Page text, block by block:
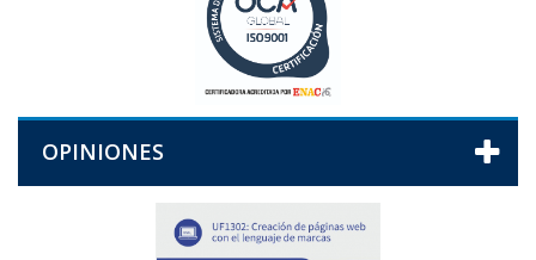
OPINIONES